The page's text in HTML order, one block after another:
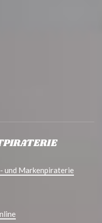
und Markenpiraterie